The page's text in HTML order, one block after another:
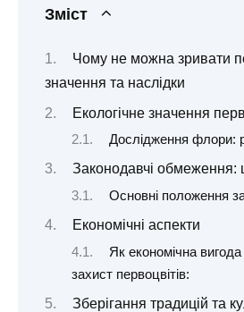
Зміст
Чому не можна зривати
значення та наслідки
Екологічне значення
Дослідження флори:
Законодавчі обмеження:
Основні положення
Економічні аспекти
Як економічна
захист первоцвітів:
Зберігання традицій та